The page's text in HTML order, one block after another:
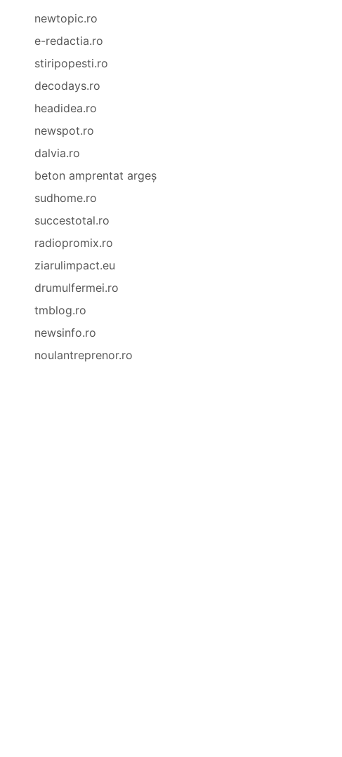
newtopic.ro
e-redactia.ro
stiripopesti.ro
decodays.ro
headidea.ro
newspot.ro
dalvia.ro
beton amprentat argeș
sudhome.ro
succestotal.ro
radiopromix.ro
ziarulimpact.eu
drumulfermei.ro
tmblog.ro
newsinfo.ro
noulantreprenor.ro